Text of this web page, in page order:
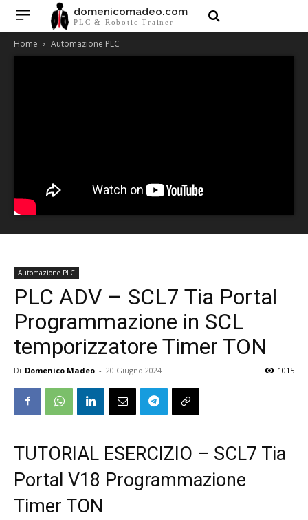
domenicomadeo.com
PLC & Robotic Trainer
Home Automazione PLC
Automazione PLC
PLC ADV – SCL7 Tia Portal
Programmazione in SCL
temporizzatore Timer TON
Di Domenico Madeo - 20 Giugno 2024 1015
TUTORIAL ESERCIZIO – SCL7 Tia
Portal V18 Programmazione
Timer TON